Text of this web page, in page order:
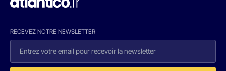
RECEVEZ NOTRE NEWSLETTER